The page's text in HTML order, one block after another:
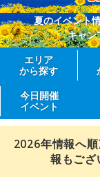
夏のイベント
キャン
エリア
から探す
今日開催
イベント
2026年情報へ
報もござ